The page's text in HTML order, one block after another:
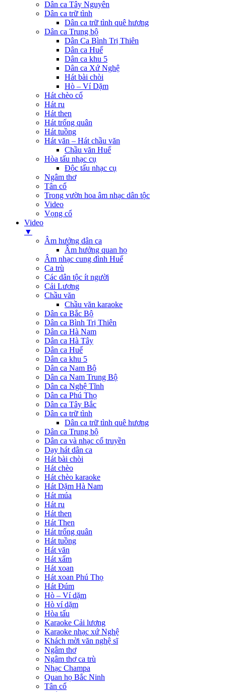
Dân ca Tây Nguyên
Dân ca trữ tình
Dân ca trữ tình quê hương
Dân ca Trung bộ
Dân Ca Bình Trị Thiên
Dân ca Huế
Dân ca khu 5
Dân ca Xứ Nghệ
Hát bài chòi
Hò – Ví Dặm
Hát chèo cổ
Hát ru
Hát then
Hát trống quân
Hát tuồng
Hát văn – Hát chầu văn
Chầu văn Huế
Hòa tấu nhạc cụ
Độc tấu nhạc cụ
Ngâm thơ
Tân cổ
Trong vườn hoa âm nhạc dân tộc
Video
Vọng cổ
Video
▼
Âm hưởng dân ca
Âm hưởng quan họ
Âm nhạc cung đình Huế
Ca trù
Các dân tộc ít người
Cải Lương
Chầu văn
Chầu văn karaoke
Dân ca Bắc Bộ
Dân ca Bình Trị Thiên
Dân ca Hà Nam
Dân ca Hà Tây
Dân ca Huế
Dân ca khu 5
Dân ca Nam Bộ
Dân ca Nam Trung Bộ
Dân ca Nghệ Tĩnh
Dân ca Phú Thọ
Dân ca Tây Bắc
Dân ca trữ tình
Dân ca trữ tình quê hương
Dân ca Trung bộ
Dân ca và nhạc cổ truyền
Dạy hát dân ca
Hát bài chòi
Hát chèo
Hát chèo karaoke
Hát Dặm Hà Nam
Hát múa
Hát ru
Hát then
Hát Then
Hát trống quân
Hát tuồng
Hát văn
Hát xẩm
Hát xoan
Hát xoan Phú Thọ
Hát Đúm
Hò – Ví dặm
Hò ví dặm
Hòa tấu
Karaoke Cải lương
Karaoke nhạc xứ Nghệ
Khách mời văn nghệ sĩ
Ngâm thơ
Ngâm thơ ca trù
Nhạc Champa
Quan họ Bắc Ninh
Tân cổ